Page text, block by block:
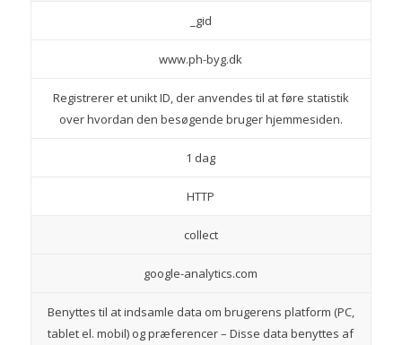
_gid
www.ph-byg.dk
Registrerer et unikt ID, der anvendes til at føre statistik
over hvordan den besøgende bruger hjemmesiden.
1 dag
HTTP
collect
google-analytics.com
Benyttes til at indsamle data om brugerens platform (PC,
tablet el. mobil) og præferencer – Disse data benyttes af